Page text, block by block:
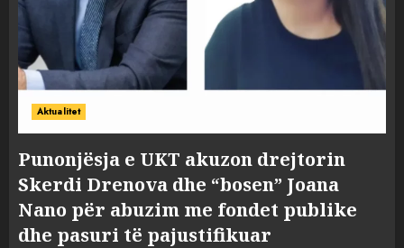
Aktualitet
Punonjësja e UKT akuzon drejtorin
Skerdi Drenova dhe “bosen” Joana
Nano për abuzim me fondet publike
dhe pasuri të pajustifikuar